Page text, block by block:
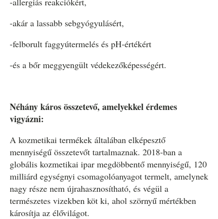
-akár a lassabb sebgyógyulásért,
-felborult faggyútermelés és pH-értékért
-és a bőr meggyengült védekezőképességért.
Néhány káros összetevő, amelyekkel érdemes
vigyázni:
A kozmetikai termékek általában elképesztő
mennyiségű összetevőt tartalmaznak. 2018-ban a
globális kozmetikai ipar megdöbbentő mennyiségű, 120
milliárd egységnyi csomagolóanyagot termelt, amelynek
nagy része nem újrahasznosítható, és végül a
természetes vizekben köt ki, ahol szörnyű mértékben
károsítja az élővilágot.